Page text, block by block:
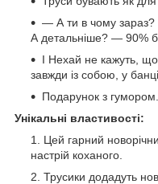
— А ти в чому зараз?
А детальніше? — 90%
І Нехай не кажуть,
завжди із собою, у
Подарунок з гумором.
Унікальні властивості:
Цей гарний
настрій коханого.
Трусики додадуть